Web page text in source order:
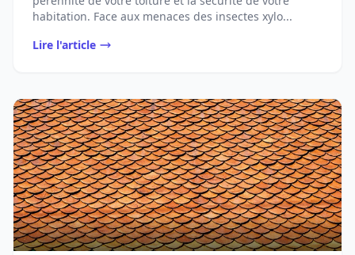
habitation. Face aux menaces des insectes xylo...
Lire l'article